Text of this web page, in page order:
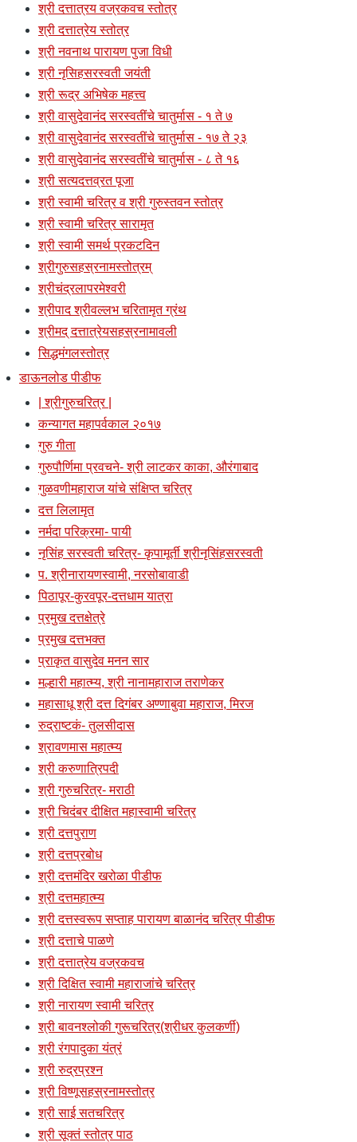
श्री दत्तात्रय वज्रकवच स्तोत्र
श्री दत्तात्रेय स्तोत्र
श्री नवनाथ पारायण पुजा विधी
श्री नृसिहसरस्वती जयंती
श्री रूद्र अभिषेक महत्त्व
श्री वासुदेवानंद सरस्वतींचे चातुर्मास - १ ते ७
श्री वासुदेवानंद सरस्वतींचे चातुर्मास - १७ ते २३
श्री वासुदेवानंद सरस्वतींचे चातुर्मास - ८ ते १६
श्री सत्यदत्तव्रत पूजा
श्री स्वामी चरित्र व श्री गुरुस्तवन स्तोत्र
श्री स्वामी चरित्र सारामृत
श्री स्वामी समर्थ प्रकटदिन
श्रीगुरुसहस्रनामस्तोत्रम्
श्रीचंद्रलापरमेश्वरी
श्रीपाद श्रीवल्लभ चरितामृत ग्रंथ
श्रीमद् दत्तात्रेयसहस्रनामावली
सिद्धमंगलस्तोत्र
डाऊनलोड पीडीफ
| श्रीगुरुचरित्र |
कन्यागत महापर्वकाल २०१७
गुरु गीता
गुरुपौर्णिमा प्रवचने- श्री लाटकर काका, औरंगाबाद
गुळवणीमहाराज यांचे संक्षिप्त चरित्र
दत्त लिलामृत
नर्मदा परिक्रमा- पायी
नृसिंह सरस्वती चरित्र- कृपामूर्ती श्रीनृसिंहसरस्वती
प. श्रीनारायणस्वामी, नरसोबावाडी
पिठापूर-कुरवपूर-दत्तधाम यात्रा
प्रमुख दत्तक्षेत्रे
प्रमुख दत्तभक्त
प्राकृत वासुदेव मनन सार
मल्हारी महात्म्य, श्री नानामहाराज तराणेकर
महासाधू श्री दत्त दिगंबर अण्णाबुवा महाराज, मिरज
रुद्राष्टकं- तुलसीदास
श्रावणमास महात्म्य
श्री करुणात्रिपदी
श्री गुरुचरित्र- मराठी
श्री चिदंबर दीक्षित महास्वामी चरित्र
श्री दत्तपुराण
श्री दत्तप्रबोध
श्री दत्तमंदिर खरोळा पीडीफ
श्री दत्तमहात्म्य
श्री दत्तस्वरूप सप्ताह पारायण बाळानंद चरित्र पीडीफ
श्री दत्ताचे पाळणे
श्री दत्तात्रेय वज्रकवच
श्री दिक्षित स्वामी महाराजांचे चरित्र
श्री नारायण स्वामी चरित्र
श्री बावनश्लोकी गुरूचरित्र(श्रीधर कुलकर्णी)
श्री रंगपादुका यंत्रं
श्री रुद्रप्रश्न
श्री विष्णूसहस्रनामस्तोत्र
श्री साई सतचरित्र
श्री सूक्तं स्तोत्र पाठ